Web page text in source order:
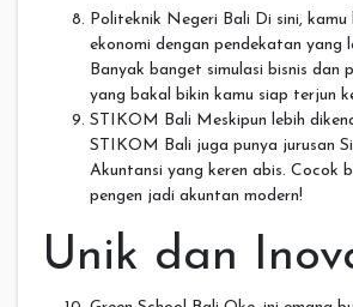
Politeknik Negeri Bali Di sini,
ekonomi dengan pendekatan yang
Banyak banget simulasi bisnis dan
yang bakal bikin kamu siap terjun
STIKOM Bali Meskipun lebih
STIKOM Bali juga punya jurusan
Akuntansi yang keren abis. Cocok
pengen jadi akuntan modern!
Unik dan